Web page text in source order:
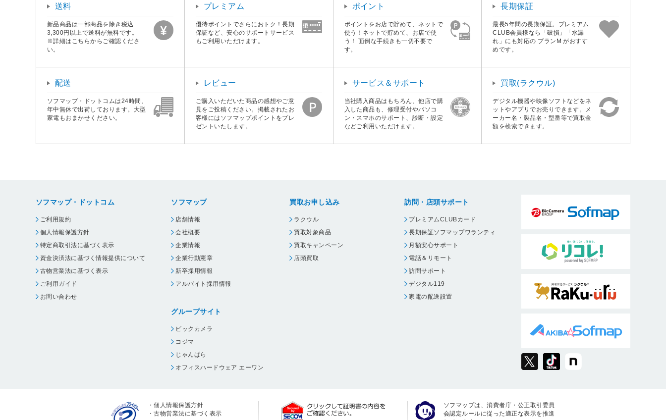
送料
新品商品は一部商品を除き税込
3,300円以上で送料が無料です。
※詳細はこちらからご確認くださ
い。
プレミアム
優待ポイントでさらにおトク！長期
保証など、安心のサポートサービス
もご利用いただけます。
ポイント
ポイントをお店で貯めて、ネットで
使う！ネットで貯めて、お店で使
う！ 面倒な手続きも一切不要で
す。
長期保証
最長5年間の長期保証。プレミアム
CLUB会員様なら「破損」「水漏
れ」にも対応の プランM がおすす
めです。
配送
ソフマップ・ドットコムは24時間、
年中無休で出荷しております。大型
家電もおまかせください。
レビュー
ご購入いただいた商品の感想やご意
見をご投稿ください。掲載されたお
客様にはソフマップポイントをプレ
ゼントいたします。
サービス＆サポート
当社購入商品はもちろん、他店で購
入した商品も、修理受付やパソコ
ン・スマホのサポート、診断・設定
などご利用いただけます。
買取(ラクウル)
デジタル機器や映像ソフトなどをネ
ットやアプリでお売りできます。メ
ーカー名・製品名・型番等で買取金
額を検索できます。
ソフマップ・ドットコム
ご利用規約
個人情報保護方針
特定商取引法に基づく表示
資金決済法に基づく情報提供について
古物営業法に基づく表示
ご利用ガイド
お問い合わせ
ソフマップ
店舗情報
会社概要
企業情報
企業行動憲章
新卒採用情報
アルバイト採用情報
グループサイト
ビックカメラ
コジマ
じゃんぱら
オフィスハードウェア エーワン
買取お申し込み
ラクウル
買取対象商品
買取キャンペーン
店頭買取
訪問・店頭サポート
プレミアムCLUBカード
長期保証ソフマップワランティ
月額安心サポート
電話＆リモート
訪問サポート
デジタル119
家電の配送設置
・個人情報保護方針
・古物営業法に基づく表示
ソフマップは、消費者庁・公正取引委員
会認定ルールに従った適正な表示を推進